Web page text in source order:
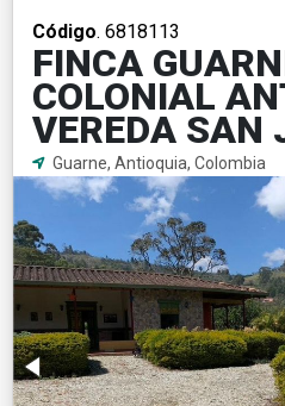
Código. 6818113
FINCA
COLONIAL
VEREDA SAN
Guarne, Antioquia, Colombia